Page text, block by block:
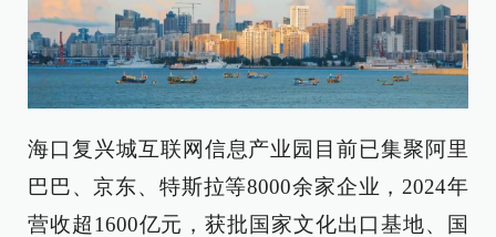
海口复兴城互联网信息产业园目前已集聚阿里
巴巴、京东、特斯拉等8000余家企业，2024年
营收超1600亿元，获批国家文化出口基地、国